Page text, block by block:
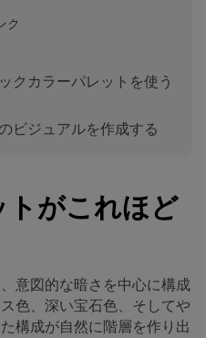
ク
クカラーパレットを使う
ビジュアルを作成する
トがこれほど
意図的な暗さを中心に構成
色、深い宝石色、そしてや
構成が自然に階層を作り出